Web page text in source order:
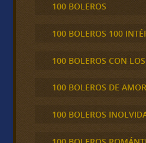
100 BOLEROS
100 BOLEROS 100
100 BOLEROS CON
100 BOLEROS DE AMOR
100 BOLEROS